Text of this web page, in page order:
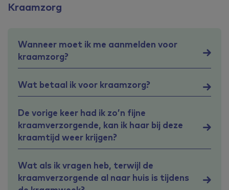
Kraamzorg
Wanneer moet ik me aanmelden voor
kraamzorg?
Wat betaal ik voor kraamzorg?
De vorige keer had ik zo’n fijne
kraamverzorgende, kan ik haar bij deze
kraamtijd weer krijgen?
Wat als ik vragen heb, terwijl de
kraamverzorgende al naar huis is tijdens